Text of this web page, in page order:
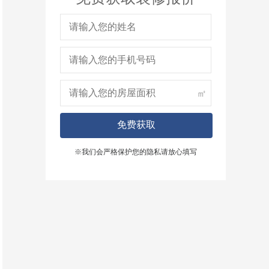
㎡
免费获取
※我们会严格保护您的隐私请放心填写